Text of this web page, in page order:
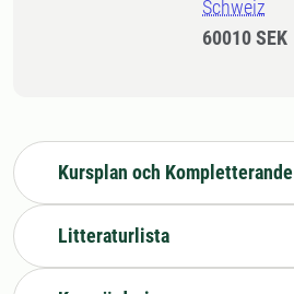
Schweiz
60010 SEK
Kursplan och
Litteraturlista